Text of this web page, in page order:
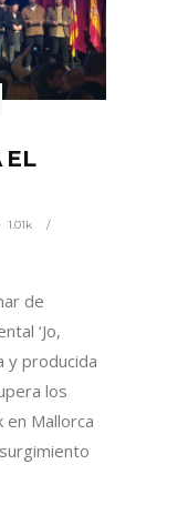
EL
1.01k
de
‘Jo,
y producida
los
Mallorca